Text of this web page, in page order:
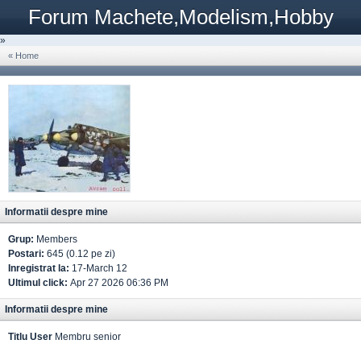
Forum Machete,Modelism,Hobby
»
« Home
Informatii despre mine
Grup: Members
Postari: 645 (0.12 pe zi)
Inregistrat la: 17-March 12
Ultimul click: Apr 27 2026 06:36 PM
Informatii despre mine
Titlu User Membru senior